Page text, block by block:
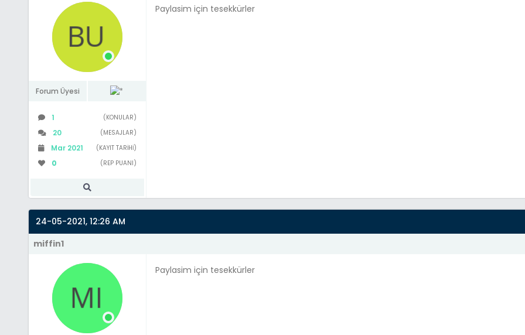
Forum Üyesi
1 (KONULAR)
20 (MESAJLAR)
Mar 2021 (KAYIT TARIHI)
0 (REP PUANI)
Paylasim için tesekkürler
24-05-2021, 12:26 AM
miffin1
Paylasim için tesekkürler